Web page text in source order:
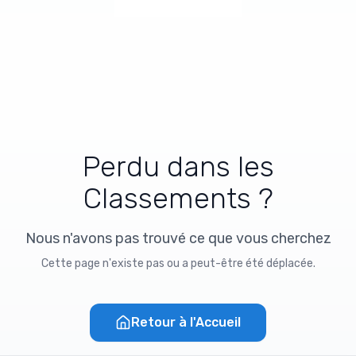
Perdu dans les
Classements ?
Nous n'avons pas trouvé ce que vous cherchez
Cette page n'existe pas ou a peut-être été déplacée.
Retour à l'Accueil